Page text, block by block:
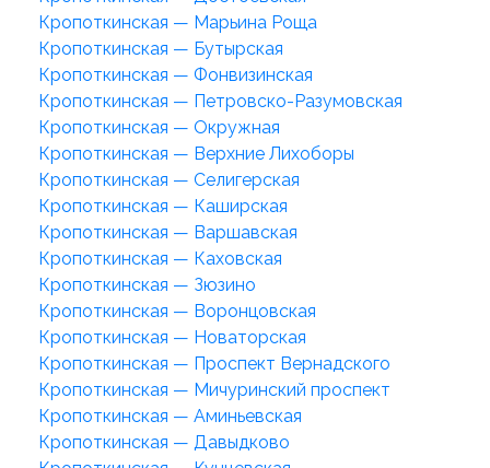
Кропоткинская — Марьина Роща
Кропоткинская — Бутырская
Кропоткинская — Фонвизинская
Кропоткинская — Петровско-Разумовская
Кропоткинская — Окружная
Кропоткинская — Верхние Лихоборы
Кропоткинская — Селигерская
Кропоткинская — Каширская
Кропоткинская — Варшавская
Кропоткинская — Каховская
Кропоткинская — Зюзино
Кропоткинская — Воронцовская
Кропоткинская — Новаторская
Кропоткинская — Проспект Вернадского
Кропоткинская — Мичуринский проспект
Кропоткинская — Аминьевская
Кропоткинская — Давыдково